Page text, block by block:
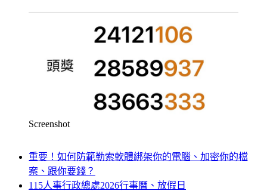
Screenshot
重要！如何防範勒索軟體綁架你的電腦、加密你的檔
案、跟你要錢？
115人事行政總處2026行事曆、放假日